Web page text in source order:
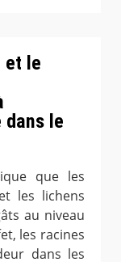
et le
dans le
que les
les lichens
au niveau
les racines
dans les